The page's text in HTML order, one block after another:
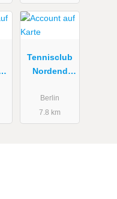
Tennisclub
Nordend
Berlin
7.8 km